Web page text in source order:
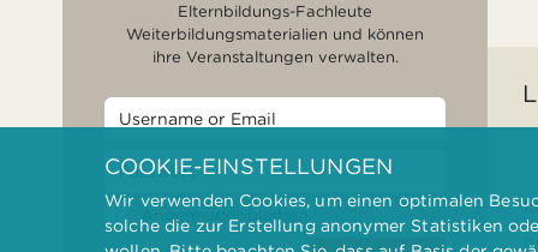
Elternbildungs-Fachleute
Weiterbildungsmaterialien und können
ihre Veranstaltungen verwalten.
Angemeldet bleiben
COOKIE-EINSTELLUNGEN
Wir verwenden Cookies, um einen optimalen
solche die zur Erstellung anonymer Statistiken